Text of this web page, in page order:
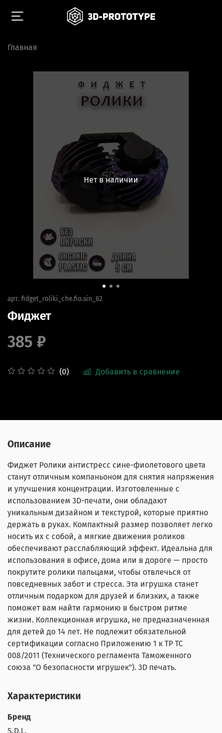
Главная
Нет в наличии
арт. fidget_roliki_che.fio.sin_62
Фиджет
(0) Добавить в сравнение
385 ₽
Описание
Фиджет Ролики антистресс сине-фиолетового цвета
станут отличным компаньоном для снятия напряжения
и улучшения концентрации. Изготовленные с
использованием 3D-печати, они обладают
уникальным дизайном и текстурой, которые приятно
держать в руках. Компактный размер позволяет легко
носить их с собой, а мягкие движения роликов
обеспечивают расслабляющий эффект. Идеальна для
использования в офисе, дома или в дороге — просто
покрутите ролики пальцами, чтобы отвлечься от
повседневных забот и стресса. Эта игрушка станет
отличным подарком для друзей и близких, а также
поможет вам найти гармонию в быстром ритме
жизни. Коллекционная игрушка, не предназначенная
для детей до 14 лет. Не подлежит обязательной
сертификации согласно Приложению 1 к ТР ТС
008/2011 (Технического регламента Таможенного
союза "О безопасности игрушек"). 3D печать.
Характеристики
Бренд
S.D.L.